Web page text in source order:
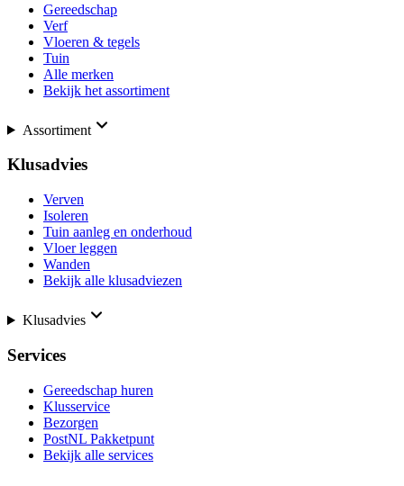
Gereedschap
Verf
Vloeren & tegels
Tuin
Alle merken
Bekijk het assortiment
Assortiment
Klusadvies
Verven
Isoleren
Tuin aanleg en onderhoud
Vloer leggen
Wanden
Bekijk alle klusadviezen
Klusadvies
Services
Gereedschap huren
Klusservice
Bezorgen
PostNL Pakketpunt
Bekijk alle services